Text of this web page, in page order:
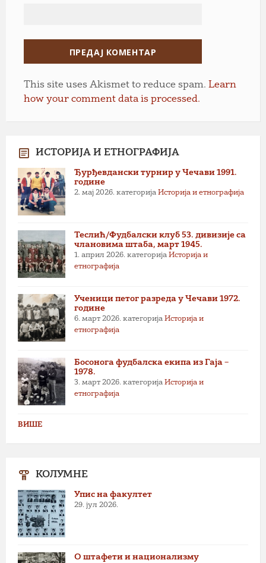
This site uses Akismet to reduce spam. Learn
how your comment data is processed.
ИСТОРИЈА И ЕТНОГРАФИЈА
Ђурђевдански турнир у Чечави 1991.
године
2. мај 2026. категорија Историја и етнографија
Теслић/Фудбалски клуб 53. дивизије са
члановима штаба, март 1945.
1. април 2026. категорија Историја и
етнографија
Ученици петог разреда у Чечави 1972.
године
6. март 2026. категорија Историја и
етнографија
Босонога фудбалска екипа из Гаја –
1978.
3. март 2026. категорија Историја и
етнографија
ВИШЕ
КОЛУМНЕ
Упис на факултет
29. јул 2026.
О штафети и национализму